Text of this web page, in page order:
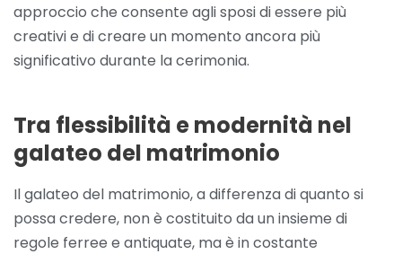
approccio che consente agli sposi di essere più
creativi e di creare un momento ancora più
significativo durante la cerimonia.
Tra flessibilità e modernità nel
galateo del matrimonio
Il galateo del matrimonio, a differenza di quanto si
possa credere, non è costituito da un insieme di
regole ferree e antiquate, ma è in costante